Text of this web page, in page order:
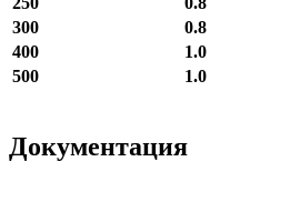
300
0.8
400
1.0
500
1.0
Документация